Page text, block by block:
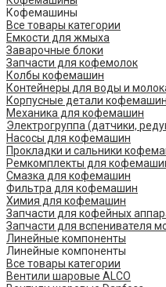
Кофемашины
Все товары категории
Емкости для жмыха
Заварочные блоки
Запчасти для кофемолок
Колбы кофемашин
Контейнеры для воды и
Корпусные детали
Механика для кофемашин
Электрогруппа (датчики,
Насосы для кофемашин
Прокладки и сальники
Ремкомплекты для
Смазка для кофемашин
Фильтра для кофемашин
Химия для кофемашин
Запчасти для кофейных
Запчасти для вспенивателя
Линейные компоненты
Линейные компоненты
Все товары категории
Вентили шаровые ALCO